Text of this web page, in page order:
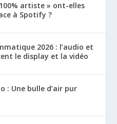
artiste » ont-elles
à Spotify ?
2026 : l’audio et
le display et la vidéo
: Une bulle d’air pur